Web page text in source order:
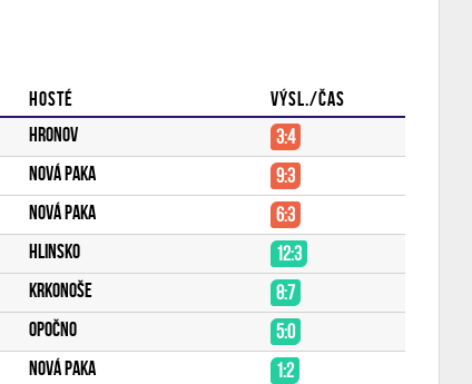
Hosté Výsl./čas
Hronov 3:4
Nová Paka 9:3
Nová Paka 6:3
Hlinsko 12:3
Krkonoše 8:7
Opočno 5:0
Nová Paka 1:2